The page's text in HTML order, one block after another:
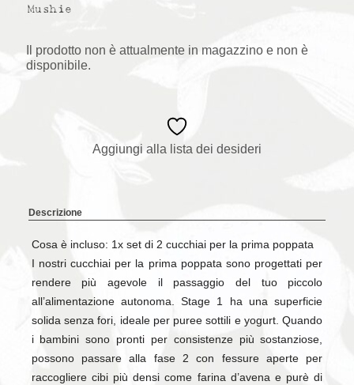
Mushie
Il prodotto non è attualmente in magazzino e non è
disponibile.
Aggiungi alla lista dei desideri
Descrizione
Cosa è incluso: 1x set di 2 cucchiai per la prima poppata
I nostri cucchiai per la prima poppata sono progettati per
rendere più agevole il passaggio del tuo piccolo
all’alimentazione autonoma. Stage 1 ha una superficie
solida senza fori, ideale per puree sottili e yogurt. Quando
i bambini sono pronti per consistenze più sostanziose,
possono passare alla fase 2 con fessure aperte per
raccogliere cibi più densi come farina d’avena e purè di